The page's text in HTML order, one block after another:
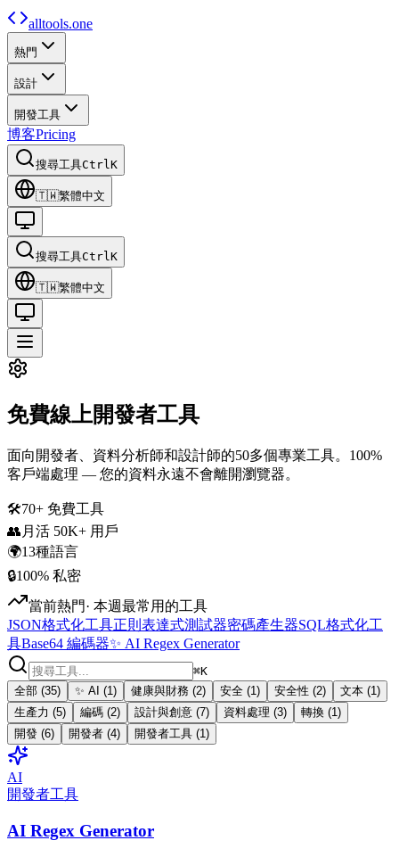
alltools.one
熱門
設計
開發工具
博客Pricing
搜尋工具CtrlK
🇹🇼繁體中文
搜尋工具CtrlK
🇹🇼繁體中文
免費線上開發者工具
面向開發者、資料分析師和設計師的50多個專業工具。100%
客戶端處理 — 您的資料永遠不會離開瀏覽器。
🛠️70+ 免費工具
👥 月活 50K+ 用戶
🌍13種語言
🔒100% 私密
當前熱門· 本週最常用的工具
JSON格式化工具正則表達式測試器密碼產生器SQL格式化工
具Base64 編碼器✨ AI Regex Generator
⌘K
全部 (35) ✨ AI (1 ) 健康與財務 (2) 安全 (1 ) 安全性 (2) 文本 (1 )
生產力 (5) 編碼 (2) 設計與創意 (7) 資料處理 (3) 轉換 (1 )
開發 (6) 開發者 (4) 開發者工具 (1 )
AI
開發者工具
AI Regex Generator